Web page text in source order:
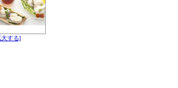
大する]